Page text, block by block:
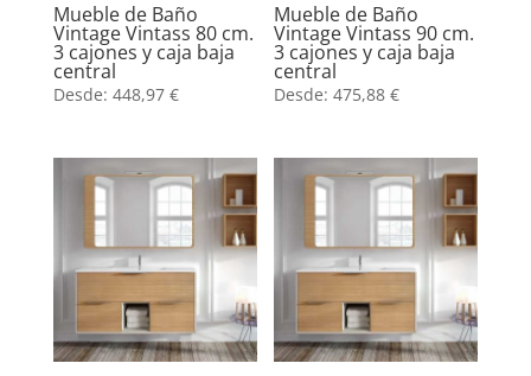
Mueble de Baño
Vintage Vintass 80 cm.
3 cajones y caja baja
central
Desde: 448,97 €
Mueble de Baño
Vintage Vintass 90 cm.
3 cajones y caja baja
central
Desde:475,88€